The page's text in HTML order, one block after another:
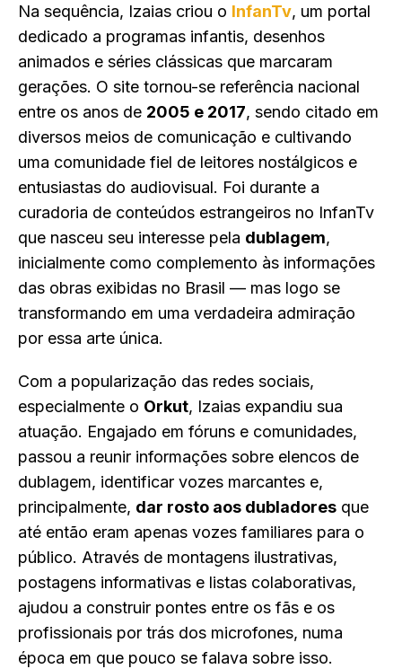
Na sequência, Izaias criou o InfanTv, um portal
dedicado a programas infantis, desenhos
animados e séries clássicas que marcaram
gerações. O site tornou-se referência nacional
entre os anos de 2005 e 2017, sendo citado em
diversos meios de comunicação e cultivando
uma comunidade fiel de leitores nostálgicos e
entusiastas do audiovisual. Foi durante a
curadoria de conteúdos estrangeiros no InfanTv
que nasceu seu interesse pela dublagem,
inicialmente como complemento às informações
das obras exibidas no Brasil — mas logo se
transformando em uma verdadeira admiração
por essa arte única.
Com a popularização das redes sociais,
especialmente o Orkut, Izaias expandiu sua
atuação. Engajado em fóruns e comunidades,
passou a reunir informações sobre elencos de
dublagem, identificar vozes marcantes e,
principalmente, dar rosto aos dubladores que
até então eram apenas vozes familiares para o
público. Através de montagens ilustrativas,
postagens informativas e listas colaborativas,
ajudou a construir pontes entre os fãs e os
profissionais por trás dos microfones, numa
época em que pouco se falava sobre isso.